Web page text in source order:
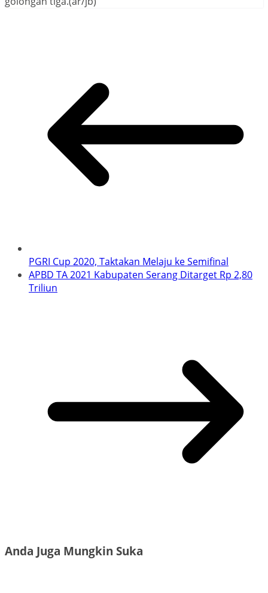
PGRI Cup 2020, Taktakan Melaju ke Semifinal
APBD TA 2021 Kabupaten Serang Ditarget Rp 2,80
Triliun
Anda Juga Mungkin Suka